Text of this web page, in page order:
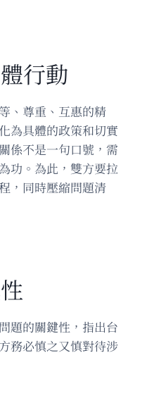
行動
、尊重、互惠的精
為具體的政策和切實
係不是一句口號，需
功。為此，雙方要拉
，同時壓縮問題清
題的關鍵性，指出台
務必慎之又慎對待涉